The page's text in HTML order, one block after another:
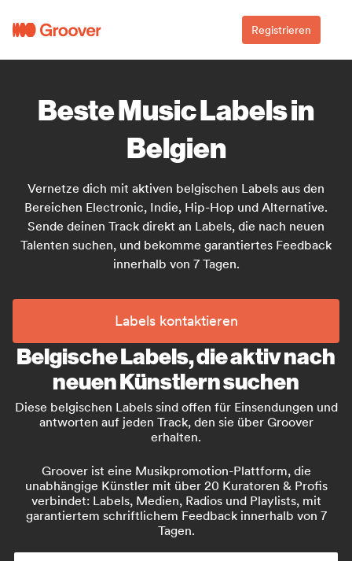
Registrieren
Beste Music Labels in
Belgien
Vernetze dich mit aktiven belgischen Labels aus den
Bereichen Electronic, Indie, Hip-Hop und Alternative.
Sende deinen Track direkt an Labels, die nach neuen
Talenten suchen, und bekomme garantiertes Feedback
innerhalb von 7 Tagen.
Labels kontaktieren
Belgische Labels, die aktiv nach
neuen Künstlern suchen
Diese belgischen Labels sind offen für Einsendungen und
antworten auf jeden Track, den sie über Groover
erhalten.
Groover ist eine Musikpromotion-Plattform, die
unabhängige Künstler mit über 20 Kuratoren & Profis
verbindet: Labels, Medien, Radios und Playlists, mit
garantiertem schriftlichem Feedback innerhalb von 7
Tagen.